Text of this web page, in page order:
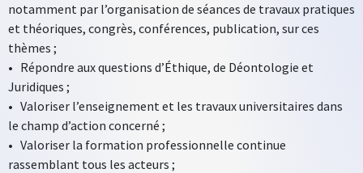
notamment par l’organisation de séances de travaux pratiques
et théoriques, congrès, conférences, publication, sur ces
thèmes ;
• Répondre aux questions d’Éthique, de Déontologie et
Juridiques ;
• Valoriser l’enseignement et les travaux universitaires dans
le champ d’action concerné ;
• Valoriser la formation professionnelle continue
rassemblant tous les acteurs ;